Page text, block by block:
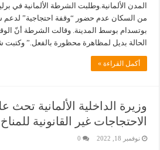
المدن الألمانية.وطلبت الشرطة الألمانية في
من السكان عدم حضور “وقفة احتجاجية”
بوتسدام بوسط المدينة. وقالت الشرطة أنّ
الحالة بديل لمظاهرة محظورة بالفعل.”
أكمل القراءة »
وزيرة الداخلية الألمانية تحث
الاحتجاجات غير القانونية للمناخ
نوفمبر 18, 2022 0